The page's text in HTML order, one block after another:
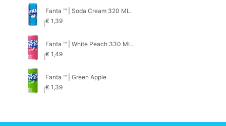
Fanta ™ | Soda Cream 320 ML.
€ 1,39
Fanta ™ | White Peach 330 ML.
€ 1,49
Fanta ™ | Green Apple
€ 1,39